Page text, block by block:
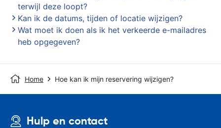
terwijl deze loopt?
Kan ik de datums, tijden of locatie wijzigen?
Wat moet ik doen als ik het verkeerde e-mailadres
heb opgegeven?
Home Hoe kan ik mijn reservering wijzigen?
Hulp en contact